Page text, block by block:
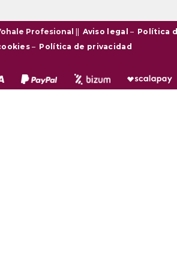
Profesional Aviso legal – Política
– Política de privacidad